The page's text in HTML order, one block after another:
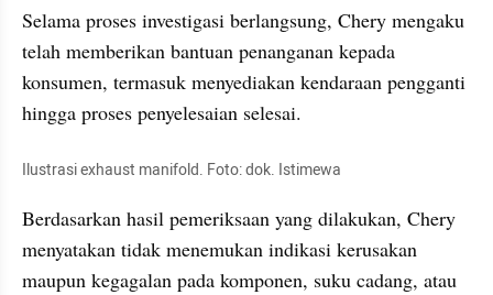
Selama proses investigasi berlangsung, Chery mengaku
telah memberikan bantuan penanganan kepada
konsumen, termasuk menyediakan kendaraan pengganti
hingga proses penyelesaian selesai.
Ilustrasi exhaust manifold. Foto: dok. Istimewa
Berdasarkan hasil pemeriksaan yang dilakukan, Chery
menyatakan tidak menemukan indikasi kerusakan
maupun kegagalan pada komponen, suku cadang, atau